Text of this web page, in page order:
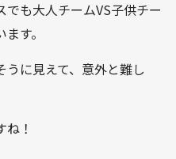
も大人チームVS子供チー
す。
に見えて、意外と難し
！